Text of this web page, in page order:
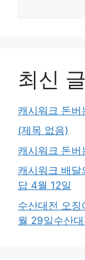
최신 글
캐시워크 돈
(제목 없음)
캐시워크 돈
캐시워크 배달
답 4월 12일
수산대전 오
월 29일수산